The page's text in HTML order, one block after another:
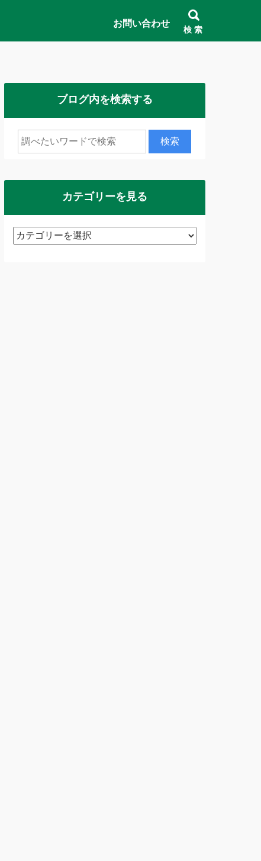
お問い合わせ
検 索
ブログ内を検索する
カテゴリーを見る
カ